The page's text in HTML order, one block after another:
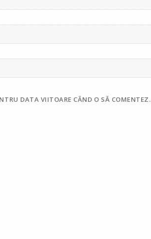
DATA VIITOARE CÂND O SĂ COMENTEZ.